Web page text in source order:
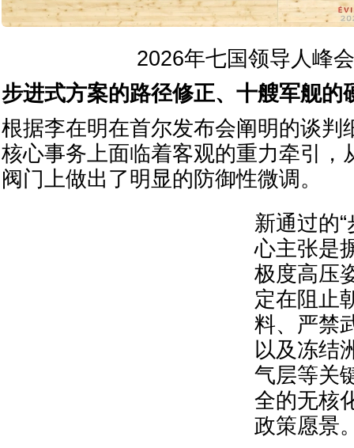
2026年七国领导人峰
步进式方案的路径修正、十艘军舰的
根据李在明在首尔发布会阐明的谈判
核心事务上面临着客观的重力牵引，
阀门上做出了明显的防御性微调。
新通过的
心主张是
极度高压
定在阻止
料、严禁
以及冻结
气层等关
全的无核
政策愿景